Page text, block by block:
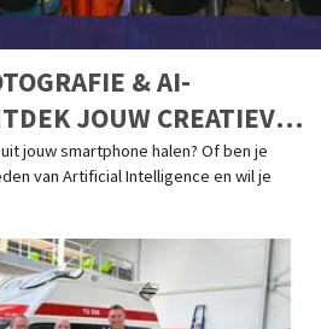
& AI-
JOUW CREATIEVE
jouw smartphone halen? Of ben je
van Artificial Intelligence en wil je